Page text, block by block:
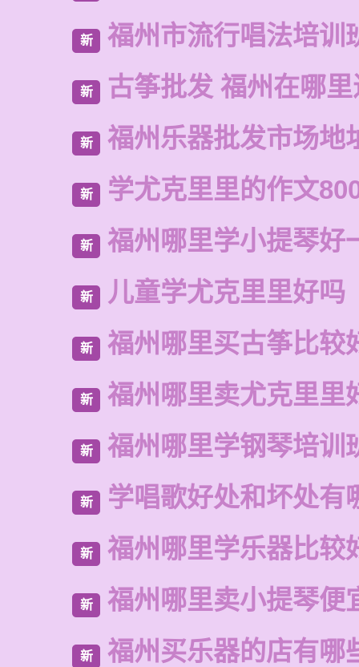
新 福州市流行唱法培训
新 古筝批发 福州在哪
新 福州乐器批发市场地
新 学尤克里里的作文
新 福州哪里学小提琴好
新 儿童学尤克里里好吗
新 福州哪里买古筝比较
新 福州哪里卖尤克里里
新 福州哪里学钢琴培训
新 学唱歌好处和坏处有
新 福州哪里学乐器比较
新 福州哪里卖小提琴便
新 福州买乐器的店有哪